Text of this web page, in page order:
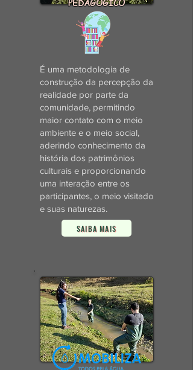
PEDAGÓGICO
É uma metodologia de
construção da percepção da
realidade por parte da
comunidade, permitindo
maior contato com o meio
ambiente e o meio social,
aderindo conhecimento da
história dos patrimônios
culturais e proporcionando
uma interação entre os
participantes, o meio visitado
e suas naturezas.
SAIBA MAIS